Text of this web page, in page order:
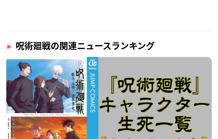
呪術廻戦の関連ニュースランキング